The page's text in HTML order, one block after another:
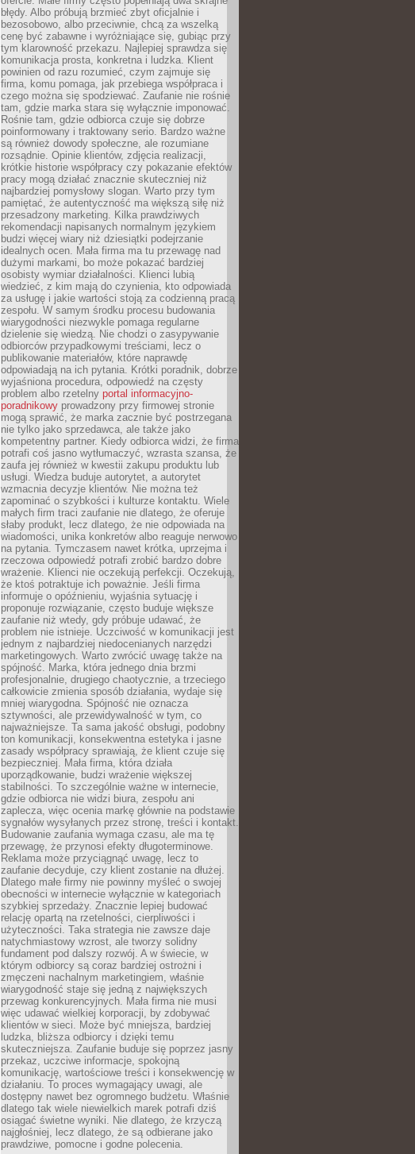
błędy. Albo próbują brzmieć zbyt oficjalnie i
bezosobowo, albo przeciwnie, chcą za wszelką
cenę być zabawne i wyróżniające się, gubiąc przy
tym klarowność przekazu. Najlepiej sprawdza się
komunikacja prosta, konkretna i ludzka. Klient
powinien od razu rozumieć, czym zajmuje się
firma, komu pomaga, jak przebiega współpraca i
czego można się spodziewać. Zaufanie nie rośnie
tam, gdzie marka stara się wyłącznie imponować.
Rośnie tam, gdzie odbiorca czuje się dobrze
poinformowany i traktowany serio. Bardzo ważne
są również dowody społeczne, ale rozumiane
rozsądnie. Opinie klientów, zdjęcia realizacji,
krótkie historie współpracy czy pokazanie efektów
pracy mogą działać znacznie skuteczniej niż
najbardziej pomysłowy slogan. Warto przy tym
pamiętać, że autentyczność ma większą siłę niż
przesadzony marketing. Kilka prawdziwych
rekomendacji napisanych normalnym językiem
budzi więcej wiary niż dziesiątki podejrzanie
idealnych ocen. Mała firma ma tu przewagę nad
dużymi markami, bo może pokazać bardziej
osobisty wymiar działalności. Klienci lubią
wiedzieć, z kim mają do czynienia, kto odpowiada
za usługę i jakie wartości stoją za codzienną pracą
zespołu. W samym środku procesu budowania
wiarygodności niezwykle pomaga regularne
dzielenie się wiedzą. Nie chodzi o zasypywanie
odbiorców przypadkowymi treściami, lecz o
publikowanie materiałów, które naprawdę
odpowiadają na ich pytania. Krótki poradnik, dobrze
wyjaśniona procedura, odpowiedź na częsty
problem albo rzetelny portal informacyjno-
poradnikowy prowadzony przy firmowej stronie
mogą sprawić, że marka zacznie być postrzegana
nie tylko jako sprzedawca, ale także jako
kompetentny partner. Kiedy odbiorca widzi, że firma
potrafi coś jasno wytłumaczyć, wzrasta szansa, że
zaufa jej również w kwestii zakupu produktu lub
usługi. Wiedza buduje autorytet, a autorytet
wzmacnia decyzje klientów. Nie można też
zapominać o szybkości i kulturze kontaktu. Wiele
małych firm traci zaufanie nie dlatego, że oferuje
słaby produkt, lecz dlatego, że nie odpowiada na
wiadomości, unika konkretów albo reaguje nerwowo
na pytania. Tymczasem nawet krótka, uprzejma i
rzeczowa odpowiedź potrafi zrobić bardzo dobre
wrażenie. Klienci nie oczekują perfekcji. Oczekują,
że ktoś potraktuje ich poważnie. Jeśli firma
informuje o opóźnieniu, wyjaśnia sytuację i
proponuje rozwiązanie, często buduje większe
zaufanie niż wtedy, gdy próbuje udawać, że
problem nie istnieje. Uczciwość w komunikacji jest
jednym z najbardziej niedocenianych narzędzi
marketingowych. Warto zwrócić uwagę także na
spójność. Marka, która jednego dnia brzmi
profesjonalnie, drugiego chaotycznie, a trzeciego
całkowicie zmienia sposób działania, wydaje się
mniej wiarygodna. Spójność nie oznacza
sztywności, ale przewidywalność w tym, co
najważniejsze. Ta sama jakość obsługi, podobny
ton komunikacji, konsekwentna estetyka i jasne
zasady współpracy sprawiają, że klient czuje się
bezpieczniej. Mała firma, która działa
uporządkowanie, budzi wrażenie większej
stabilności. To szczególnie ważne w internecie,
gdzie odbiorca nie widzi biura, zespołu ani
zaplecza, więc ocenia markę głównie na podstawie
sygnałów wysyłanych przez stronę, treści i kontakt.
Budowanie zaufania wymaga czasu, ale ma tę
przewagę, że przynosi efekty długoterminowe.
Reklama może przyciągnąć uwagę, lecz to
zaufanie decyduje, czy klient zostanie na dłużej.
Dlatego małe firmy nie powinny myśleć o swojej
obecności w internecie wyłącznie w kategoriach
szybkiej sprzedaży. Znacznie lepiej budować
relację opartą na rzetelności, cierpliwości i
użyteczności. Taka strategia nie zawsze daje
natychmiastowy wzrost, ale tworzy solidny
fundament pod dalszy rozwój. A w świecie, w
którym odbiorcy są coraz bardziej ostrożni i
zmęczeni nachalnym marketingiem, właśnie
wiarygodność staje się jedną z największych
przewag konkurencyjnych. Mała firma nie musi
więc udawać wielkiej korporacji, by zdobywać
klientów w sieci. Może być mniejsza, bardziej
ludzka, bliższa odbiorcy i dzięki temu
skuteczniejsza. Zaufanie buduje się poprzez jasny
przekaz, uczciwe informacje, spokojną
komunikację, wartościowe treści i konsekwencję w
działaniu. To proces wymagający uwagi, ale
dostępny nawet bez ogromnego budżetu. Właśnie
dlatego tak wiele niewielkich marek potrafi dziś
osiągać świetne wyniki. Nie dlatego, że krzyczą
najgłośniej, lecz dlatego, że są odbierane jako
prawdziwe, pomocne i godne polecenia.